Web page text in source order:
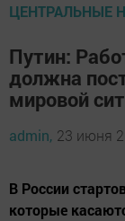
ЦЕНТРАЛЬНЫЕ
Путин:
должна
мировой
admin, 23 июня
В России
которые